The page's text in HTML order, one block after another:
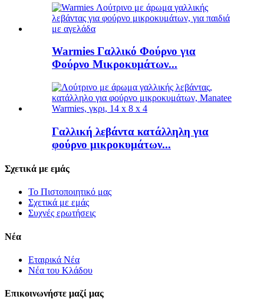
Warmies Γαλλικό Φούρνο για
Φούρνο Μικροκυμάτων...
Γαλλική λεβάντα κατάλληλη για
φούρνο μικροκυμάτων...
Σχετικά με εμάς
Το Πιστοποιητικό μας
Σχετικά με εμάς
Συχνές ερωτήσεις
Νέα
Εταιρικά Νέα
Νέα του Κλάδου
Επικοινωνήστε μαζί μας